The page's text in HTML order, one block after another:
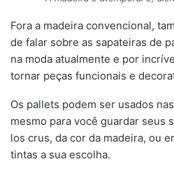
Fora a madeira convencional,
de falar sobre as sapateiras de
na moda atualmente e por
tornar peças funcionais e
Os pallets podem ser usados
mesmo para você guardar seus
los crus, da cor da madeira, ou
tintas a sua escolha.